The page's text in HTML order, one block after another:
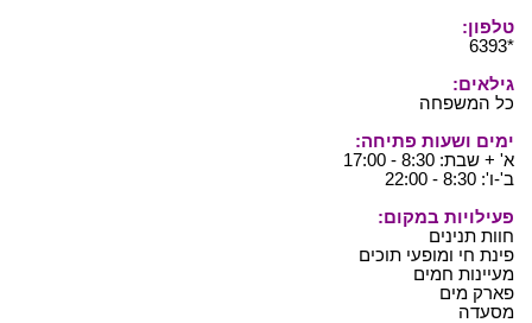
טלפון:
*6393
גילאים:
כל המשפחה
ימים ושעות פתיחה:
א' + שבת: 8:30 - 17:00
ב'-ו': 8:30 - 22:00
פעילויות במקום:
חוות תנינים
פינת חי ומופעי תוכים
מעיינות חמים
פארק מים
מסעדה